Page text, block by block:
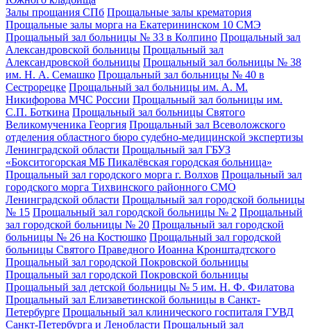
Залы прощания СПб Прощальные залы крематория
Прощальные залы морга на Екатерининском 10 СМЭ
Прощальный зал больницы № 33 в Колпино Прощальный зал
Александровской больницы Прощальный зал
Александровской больницы Прощальный зал больницы № 38
им. Н. А. Семашко Прощальный зал больницы № 40 в
Сестрорецке Прощальный зал больницы им. А. М.
Никифорова МЧС России Прощальный зал больницы им.
С.П. Боткина Прощальный зал больницы Святого
Великомученика Георгия Прощальный зал Всеволожского
отделения областного бюро судебно-медицинской экспертизы
Ленинградской области Прощальный зал ГБУЗ
«Бокситогорская МБ Пикалёвская городская больница»
Прощальный зал городского морга г. Волхов Прощальный зал
городского морга Тихвинского районного СМО
Ленинградской области Прощальный зал городской больницы
№ 15 Прощальный зал городской больницы № 2 Прощальный
зал городской больницы № 20 Прощальный зал городской
больницы № 26 на Костюшко Прощальный зал городской
больницы Святого Праведного Иоанна Кронштадтского
Прощальный зал городской Покровской больницы
Прощальный зал городской Покровской больницы
Прощальный зал детской больницы № 5 им. Н. Ф. Филатова
Прощальный зал Елизаветинской больницы в Санкт-
Петербурге Прощальный зал клинического госпиталя ГУВД
Санкт-Петербурга и Ленобласти Прощальный зал